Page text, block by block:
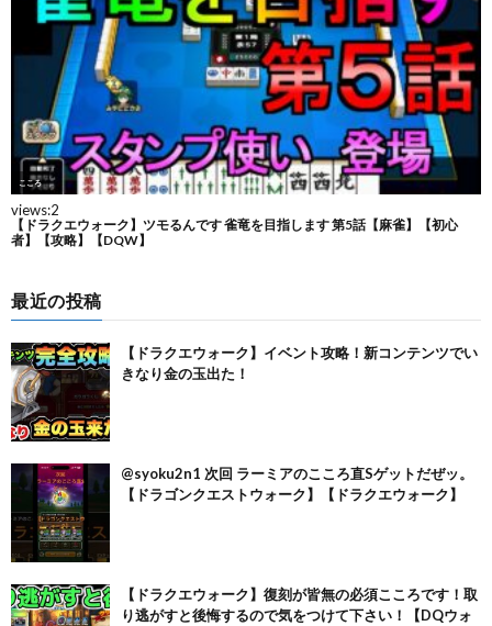
最近の投稿
【ドラクエウォーク】イベント攻略！新コンテンツでい
きなり金の玉出た！
@syoku2n1 次回 ラーミアのこころ直Sゲットだぜッ。
【ドラゴンクエストウォーク】【ドラクエウォーク】
【ドラクエウォーク】復刻が皆無の必須こころです！取
り逃がすと後悔するので気をつけて下さい！【DQウォ